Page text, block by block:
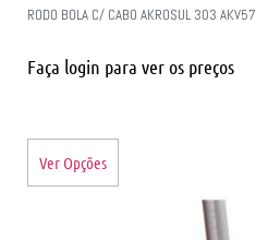
RODO BOLA C/ CABO AKROSUL 303 AKV57
Faça login para ver os preços
Ver Opções